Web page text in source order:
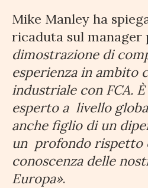
Mike Manley ha
ricaduta sul manager
dimostrazione di
esperienza in ambito
industriale con FCA.
esperto a livello
anche figlio di un
un profondo rispetto
conoscenza delle
Europa».